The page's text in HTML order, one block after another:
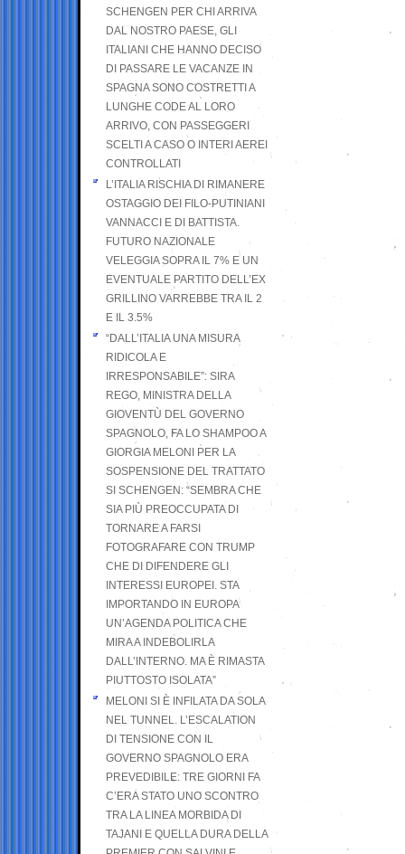
SCHENGEN PER CHI ARRIVA
DAL NOSTRO PAESE, GLI
ITALIANI CHE HANNO DECISO
DI PASSARE LE VACANZE IN
SPAGNA SONO COSTRETTI A
LUNGHE CODE AL LORO
ARRIVO, CON PASSEGGERI
SCELTI A CASO O INTERI AEREI
CONTROLLATI
L’ITALIA RISCHIA DI RIMANERE
OSTAGGIO DEI FILO-PUTINIANI
VANNACCI E DI BATTISTA.
FUTURO NAZIONALE
VELEGGIA SOPRA IL 7% E UN
EVENTUALE PARTITO DELL’EX
GRILLINO VARREBBE TRA IL 2
E IL 3.5%
“DALL’ITALIA UNA MISURA
RIDICOLA E
IRRESPONSABILE”: SIRA
REGO, MINISTRA DELLA
GIOVENTÙ DEL GOVERNO
SPAGNOLO, FA LO SHAMPOO A
GIORGIA MELONI PER LA
SOSPENSIONE DEL TRATTATO
SI SCHENGEN: “SEMBRA CHE
SIA PIÙ PREOCCUPATA DI
TORNARE A FARSI
FOTOGRAFARE CON TRUMP
CHE DI DIFENDERE GLI
INTERESSI EUROPEI. STA
IMPORTANDO IN EUROPA
UN’AGENDA POLITICA CHE
MIRA A INDEBOLIRLA
DALL’INTERNO. MA È RIMASTA
PIUTTOSTO ISOLATA”
MELONI SI È INFILATA DA SOLA
NEL TUNNEL. L’ESCALATION
DI TENSIONE CON IL
GOVERNO SPAGNOLO ERA
PREVEDIBILE: TRE GIORNI FA
C’ERA STATO UNO SCONTRO
TRA LA LINEA MORBIDA DI
TAJANI E QUELLA DURA DELLA